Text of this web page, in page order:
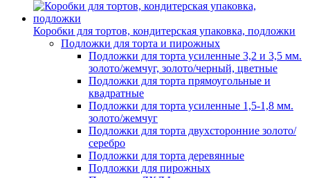
Коробки для тортов, кондитерская упаковка, подложки
Подложки для торта и пирожных
Подложки для торта усиленные 3,2 и 3,5 мм.
золото/жемчуг, золото/черный, цветные
Подложки для торта прямоугольные и
квадратные
Подложки для торта усиленные 1,5-1,8 мм.
золото/жемчуг
Подложки для торта двухсторонние золото/
серебро
Подложки для торта деревянные
Подложки для пирожных